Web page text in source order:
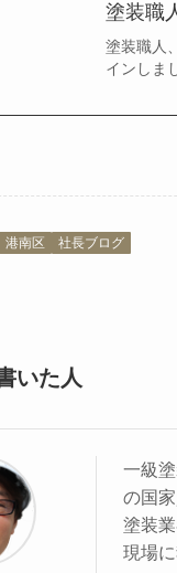
塗装職
塗装職人
インしま
港南区 社長ブログ
いた人
一級
の国
塗装
現場